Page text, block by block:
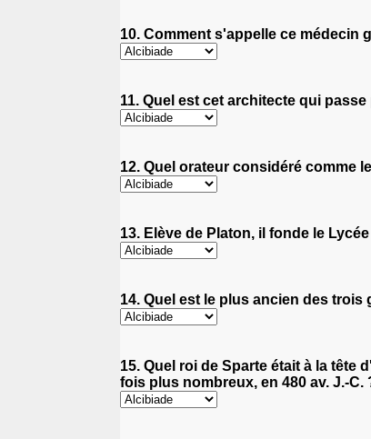
10. Comment s'appelle ce médecin
11. Quel est cet architecte qui
12. Quel orateur considéré comme
13. Elève de Platon, il fonde le
14. Quel est le plus ancien des
15. Quel roi de Sparte était à la tête
fois plus nombreux, en 480 av. J.-C.